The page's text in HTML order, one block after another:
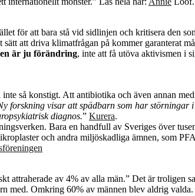
för att bara stå vid sidlinjen och kritisera den
att driva klimatfrågan på kommer garanterat
är ju förändring, inte att få utöva aktivismen i
så konstigt. Att antibiotika och även annan
forskning visar att spädbarn som har störningar i
diagnos.” Kurera.
Bara en handfull av Sveriges över
och andra miljöskadliga ämnen, som
attraherade av 4% av alla män.” Det är troligen
med. Omkring 60% av männen blev aldrig valda.